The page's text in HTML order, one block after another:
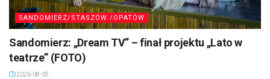
SANDOMIERZ/STASZÓW /OPATÓW
Sandomierz: „Dream TV” – finał projektu „Lato w
teatrze” (FOTO)
2026-08-05